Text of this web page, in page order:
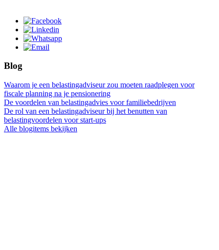
Blog
Waarom je een belastingadviseur zou moeten raadplegen voor
fiscale planning na je pensionering
De voordelen van belastingadvies voor familiebedrijven
De rol van een belastingadviseur bij het benutten van
belastingvoordelen voor start-ups
Alle blogitems bekijken